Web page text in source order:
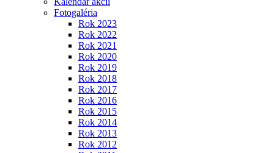
Fotogaléria
Rok 2023
Rok 2022
Rok 2021
Rok 2020
Rok 2019
Rok 2018
Rok 2017
Rok 2016
Rok 2015
Rok 2014
Rok 2013
Rok 2012